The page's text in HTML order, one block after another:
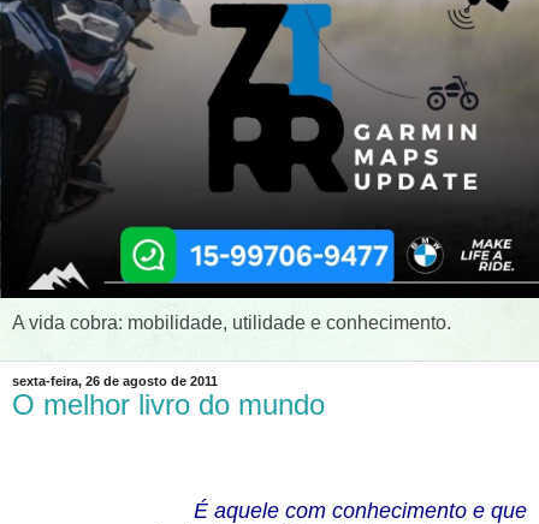
A vida cobra: mobilidade, utilidade e conhecimento.
sexta-feira, 26 de agosto de 2011
O melhor livro do mundo
É aquele com conhecimento e que